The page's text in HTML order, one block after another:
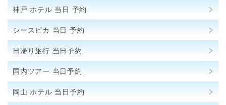
神戸 ホテル 当日 予約
シースピカ 当日 予約
日帰り旅行 当日予約
国内ツアー 当日予約
岡山 ホテル 当日予約